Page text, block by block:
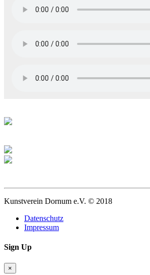
Kunstverein Dornum e.V. © 2018
Datenschutz
Impressum
Sign Up
×